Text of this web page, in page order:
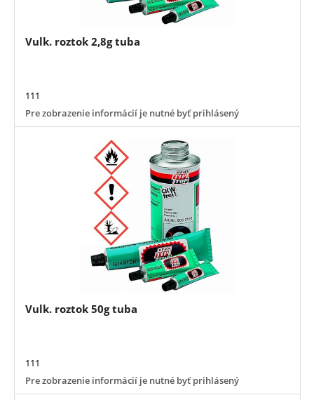
Vulk. roztok 2,8g tuba
111
Pre zobrazenie informácií je nutné byť prihlásený
Vulk. roztok 50g tuba
111
Pre zobrazenie informácií je nutné byť prihlásený